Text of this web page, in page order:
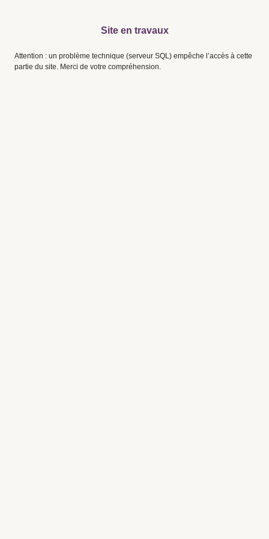
Site en travaux
Attention : un problème technique (serveur SQL) empêche l’accès à cette
partie du site. Merci de votre compréhension.